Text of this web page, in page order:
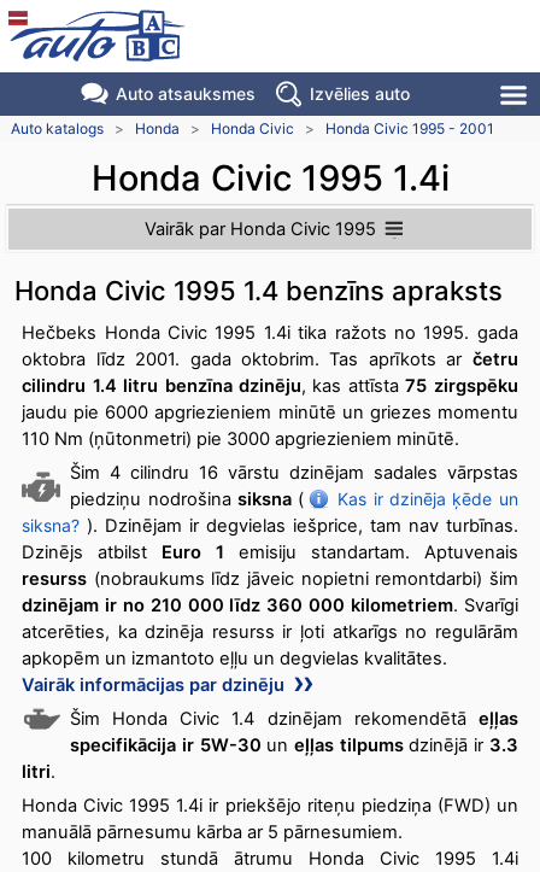
Auto atsauksmes Izvēlies auto
Auto katalogs > Honda > Honda Civic > Honda Civic 1995 - 2001
Honda Civic 1995 1.4i
Vairāk par Honda Civic 1995
Honda Civic 1995 1.4 benzīns apraksts
Hečbeks Honda Civic 1995 1.4i tika ražots no 1995. gada
oktobra līdz 2001. gada oktobrim. Tas aprīkots ar četru
cilindru 1.4 litru benzīna dzinēju, kas attīsta75 zirgspēku
jaudu pie 6000 apgriezieniem minūtē un griezes momentu
110 Nm (ņūtonmetri) pie 3000 apgriezieniem minūtē.
Šim 4 cilindru 16 vārstu dzinējam sadales vārpstas
piedziņu nodrošina siksna(
Kas ir dzinēja ķēde un
siksna? ). Dzinējam ir degvielas iešprice, tam nav turbīnas.
Dzinējs atbilst Euro 1 emisiju standartam. Aptuvenais
resurss (nobraukums līdz jāveic nopietni remontdarbi) šim
dzinējam ir no 210 000 līdz 360 000 kilometriem. Svarīgi
atcerēties, ka dzinēja resurss ir ļoti atkarīgs no regulārām
apkopēm un izmantoto eļļu un degvielas kvalitātes.
Vairāk informācijas par dzinēju
Šim Honda Civic 1.4 dzinējam rekomendētā eļļas
specifikācija ir 5W-30 uneļļas tilpumsdzinējā ir 3.3
litri.
Honda Civic 1995 1.4i ir priekšējo riteņu piedziņa (FWD) un
manuālā pārnesumu kārba ar 5 pārnesumiem.
100 kilometru stundā ātrumu Honda Civic 1995 1.4i